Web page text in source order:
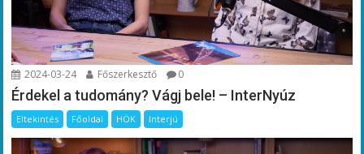
2024-03-24 Főszerkesztő 0
Érdekel a tudomány? Vágj bele! – InterNyúz
Eltekintés Főoldal HÖK Interjú